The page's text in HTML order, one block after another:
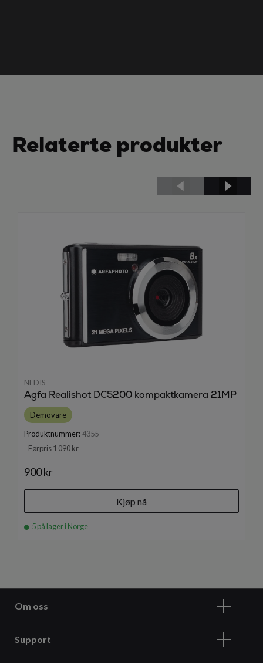
Relaterte produkter
NEDIS
Agfa Realishot DC5200 kompaktkamera 21MP
Demovare
Produktnummer:4355
Førpris 1 090 kr
900 kr
Kjøp nå
5 på lager i Norge
Om oss
Support